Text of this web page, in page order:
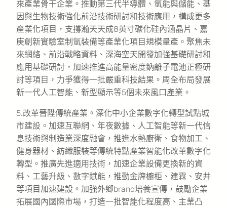
來產業骨干企業。推動第三代半導體、氫能與儲能、基
因與生物技術強化前沿技術研討和技術應用，構成更多
產業化項目，支撐瀚天天成8英寸碳化硅內涵晶片、嘉
庚創新實驗室制氫裝備等產業化項目規模量產。聚焦未
來網絡、前沿戰略資料、深海空天開發加強基礎研討和
應用基礎研討，加速推進高能量密度鈉離子電池正極研
討等項目，力爭獲得一批嚴重科技結果。周全布局發展
新一代人工智能、新型顯示等5個未來風口產業。
5.改革晉陞傳統產業。深化中小企業數字化轉型試點城
市建設。加速互聯網、年夜數據、人工智能等新一代信
息技術與制造業深度融會，推進水熱廚衛、食物加工、
健身器材、紡織服裝等傳統特點產業智能化改革數字化
轉型。推廣先進適用技術，加速企業設備更換新的資
料、工藝升級、數字賦能，推動金牌櫥柜、建霖、安井
等項目加速建設。加強外鄉brand培養宣傳，鼓勵企業
拓展國內國際市場，打造一批智能化程度高、主業凸